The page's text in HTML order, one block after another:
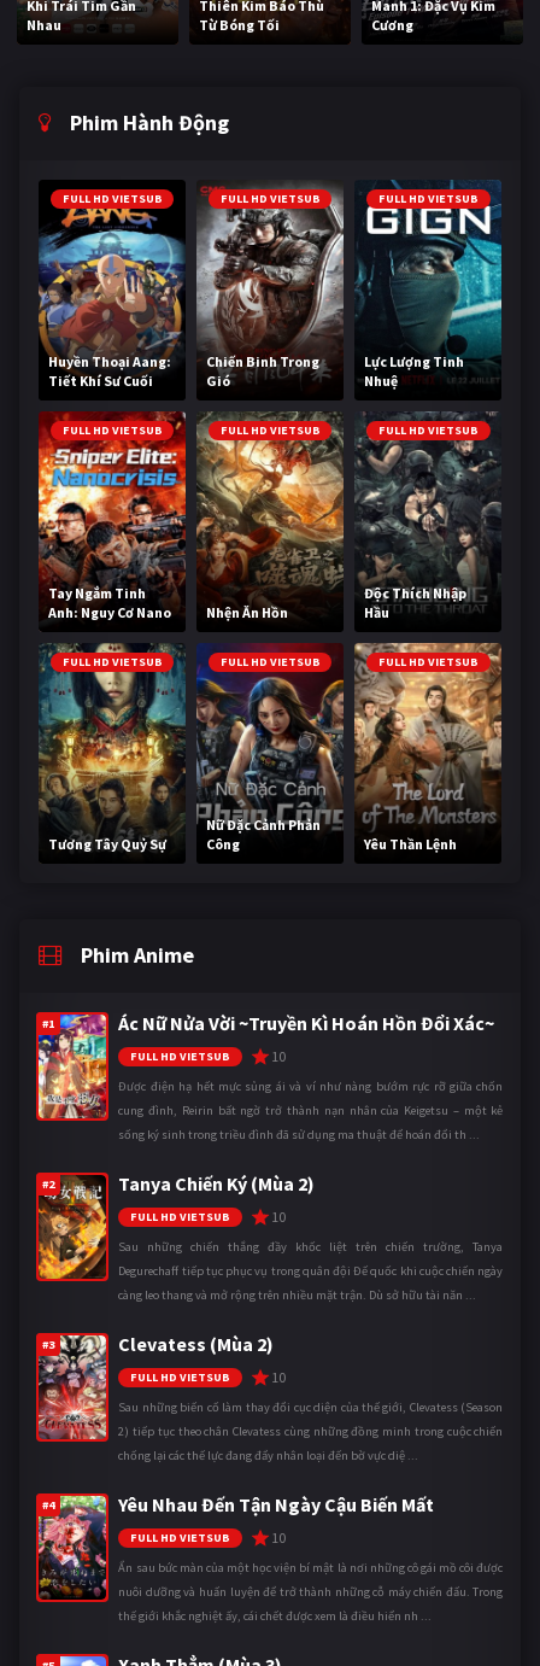
Khi Trái Tim Gần
Nhau
Thiên Kim Báo Thù
Từ Bóng Tối
Manh 1: Đặc Vụ Kim
Cương
Phim Hành Động
FULL HD VIETSUB
Huyền Thoại Aang:
Tiết Khí Sư Cuối
Cùng
FULL HD VIETSUB
Chiến Binh Trong
Gió
FULL HD VIETSUB
Lực Lượng Tinh
Nhuệ
FULL HD VIETSUB
Tay Ngắm Tinh
Anh: Nguy Cơ Nano
FULL HD VIETSUB
Nhện Ăn Hồn
FULL HD VIETSUB
Độc Thích Nhập
Hầu
FULL HD VIETSUB
Tương Tây Quỷ Sự
FULL HD VIETSUB
Nữ Đặc Cảnh Phản
Công
FULL HD VIETSUB
Yêu Thần Lệnh
Phim Anime
#1 Ác Nữ Nửa Vời ~Truyền Kì Hoán Hồn Đổi Xác~
FULL HD VIETSUB 10
Được điện hạ hết mực sủng ái và ví như nàng bướm rực rỡ giữa chốn
cung đình, Reirin bất ngờ trở thành nạn nhân của Keigetsu – một kẻ
sống ký sinh trong triều đình đã sử dụng ma thuật để hoán đổi th ...
#2 Tanya Chiến Ký (Mùa 2)
FULL HD VIETSUB 10
Sau những chiến thắng đầy khốc liệt trên chiến trường, Tanya
Degurechaff tiếp tục phục vụ trong quân đội Đế quốc khi cuộc chiến ngày
càng leo thang và mở rộng trên nhiều mặt trận. Dù sở hữu tài năn ...
#3 Clevatess (Mùa 2)
FULL HD VIETSUB 10
Sau những biến cố làm thay đổi cục diện của thế giới, Clevatess (Season
2) tiếp tục theo chân Clevatess cùng những đồng minh trong cuộc chiến
chống lại các thế lực đang đẩy nhân loại đến bờ vực diệ ...
#4 Yêu Nhau Đến Tận Ngày Cậu Biến Mất
FULL HD VIETSUB 10
Ẩn sau bức màn của một học viện bí mật là nơi những cô gái mồ côi được
nuôi dưỡng và huấn luyện để trở thành những cỗ máy chiến đấu. Trong
thế giới khắc nghiệt ấy, cái chết được xem là điều hiển nh ...